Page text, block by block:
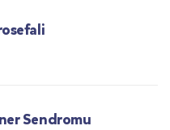
Sendromu